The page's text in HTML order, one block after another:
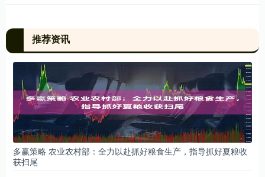
推荐资讯
多赢策略 农业农村部：全力以赴抓好粮食生产，指导抓好夏粮收
获扫尾